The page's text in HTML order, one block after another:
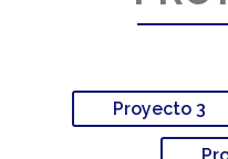
Proyecto 3